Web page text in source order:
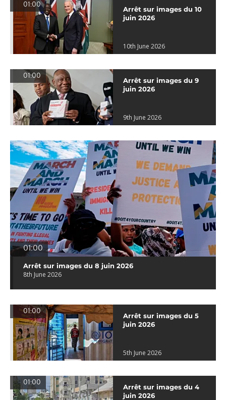
01:00
Arrêt sur images du 10
juin 2026
10th June 2026
01:00
Arrêt sur images du 9
juin 2026
9th June 2026
01:00
Arrêt sur images du 8 juin 2026
8th June 2026
01:00
Arrêt sur images du 5
juin 2026
5th June 2026
01:00
Arrêt sur images du 4
juin 2026